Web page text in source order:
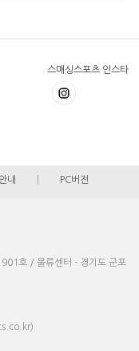
스매싱스포츠 인스타
내 PC버전
호 / 물류센터 - 경기도 군포